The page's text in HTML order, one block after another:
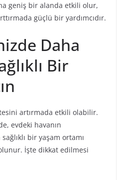
geniş bir alanda etkili olur,
güçlü bir yardımcıdır.
Daha
Bir
artırmada etkili olabilir.
evdeki havanın
bir yaşam ortamı
İşte dikkat edilmesi